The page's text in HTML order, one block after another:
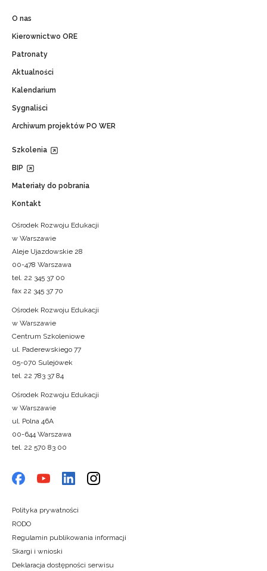
O nas
Kierownictwo ORE
Patronaty
Aktualności
Kalendarium
Sygnaliści
Archiwum projektów PO WER
Szkolenia
BIP
Materiały do pobrania
Kontakt
Ośrodek Rozwoju Edukacji
w Warszawie
Aleje Ujazdowskie 28
00-478 Warszawa
tel. 22 345 37 00
fax 22 345 37 70
Ośrodek Rozwoju Edukacji
w Warszawie
Centrum Szkoleniowe
ul. Paderewskiego 77
05-070 Sulejówek
tel. 22 783 37 84
Ośrodek Rozwoju Edukacji
w Warszawie
ul. Polna 46A
00-644 Warszawa
tel. 22 570 83 00
Polityka prywatności
RODO
Regulamin publikowania informacji
Skargi i wnioski
Deklaracja dostępności serwisu